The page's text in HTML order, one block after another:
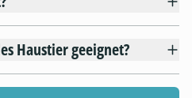
Haustier geeignet?